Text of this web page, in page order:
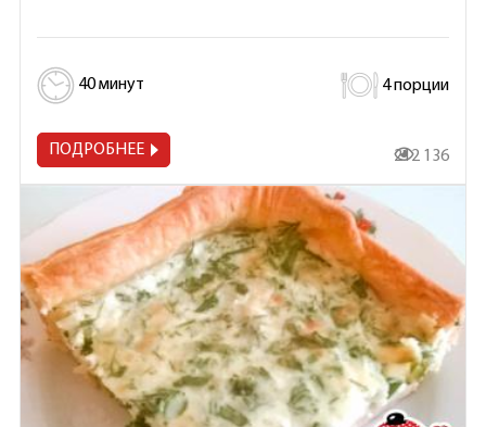
40 минут 4 порции
ПОДРОБНЕЕ 212 136